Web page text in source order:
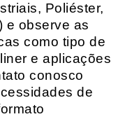
Poliéster,
e observe as
como tipo de
e aplicações
conosco
de